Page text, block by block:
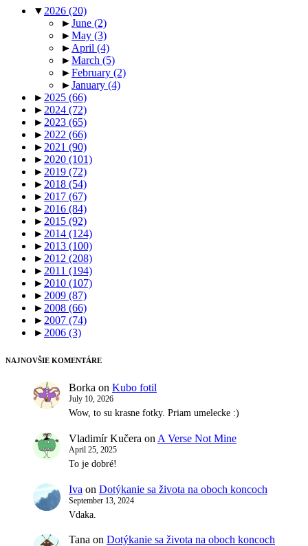
▼2026 (20)
►June (2)
►May (3)
►April (4)
►March (5)
►February (2)
►January (4)
►2025 (66)
►2024 (72)
►2023 (65)
►2022 (66)
►2021 (90)
►2020 (101)
►2019 (72)
►2018 (54)
►2017 (67)
►2016 (84)
►2015 (92)
►2014 (124)
►2013 (100)
►2012 (208)
►2011 (194)
►2010 (107)
►2009 (87)
►2008 (66)
►2007 (74)
►2006 (3)
NAJNOVŠIE KOMENTÁRE
Borka on Kubo fotil
July 10, 2026
Wow, to su krasne fotky. Priam umelecke :)
Vladimír Kučera on A Verse Not Mine
April 25, 2025
To je dobré!
Iva on Dotýkanie sa života na oboch koncoch
September 13, 2024
Vdaka.
Tana on Dotýkanie sa života na oboch koncoch